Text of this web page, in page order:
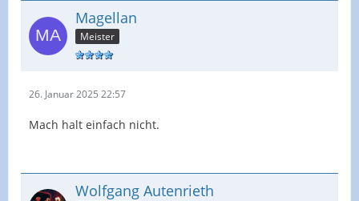
Magellan
Meister
26. Januar 2025 22:57
Mach halt einfach nicht.
Wolfgang Autenrieth